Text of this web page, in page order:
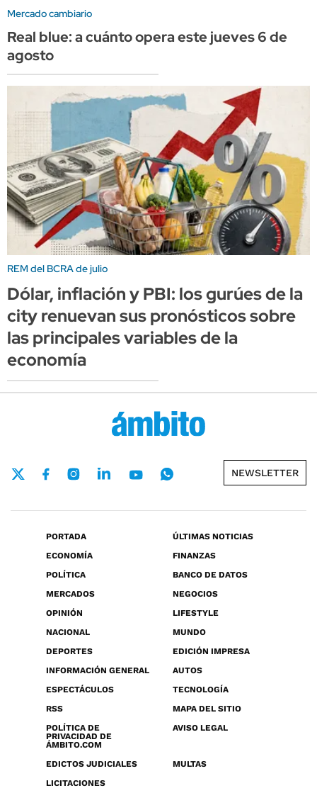
Mercado cambiario
Real blue: a cuánto opera este jueves 6 de
agosto
REM del BCRA de julio
Dólar, inflación y PBI: los gurúes de la
city renuevan sus pronósticos sobre
las principales variables de la
economía
NEWSLETTER
PORTADA
ÚLTIMAS NOTICIAS
ECONOMÍA
FINANZAS
POLÍTICA
BANCO DE DATOS
MERCADOS
NEGOCIOS
OPINIÓN
LIFESTYLE
NACIONAL
MUNDO
DEPORTES
EDICIÓN IMPRESA
INFORMACIÓN GENERAL
AUTOS
ESPECTÁCULOS
TECNOLOGÍA
RSS
MAPA DEL SITIO
POLÍTICA DE
PRIVACIDAD DE
ÁMBITO.COM
AVISO LEGAL
EDICTOS JUDICIALES
MULTAS
LICITACIONES